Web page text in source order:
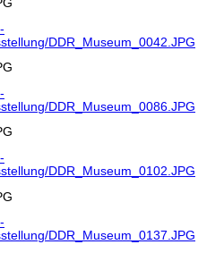
DDR_Museum_0042.JPG
DDR_Museum_0086.JPG
DDR_Museum_0102.JPG
DDR_Museum_0137.JPG